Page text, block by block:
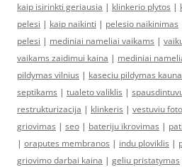
kaip isirinkti geriausia | klinkerio plytos |
pelesi | kaip naikinti | pelesio naikinimas
pelesi | mediniai nameliai vaikams |
vaikams zaidimui kaina | mediniai
pildymas vilnius | kaseciu pildymas
septikams | tualeto valiklis |
restrukturizacija | klinkeris | vestuviu
griovimas | seo | bateriju ikrovimas |
| oraputes membranos | indu ploviklis |
griovimo darbai kaina | geliu pristatymas